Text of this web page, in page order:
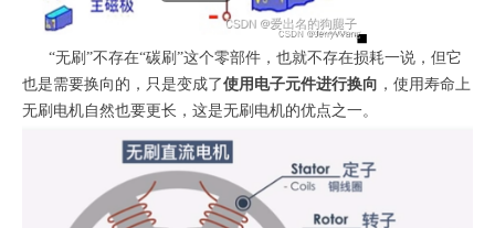
“无刷”不存在“碳刷”这个零部件，也就不存在损耗一说，但它
也是需要换向的，只是变成了使用电子元件进行换向 ，使用寿命上
无刷电机自然也要更长，这是无刷电机的优点之一。